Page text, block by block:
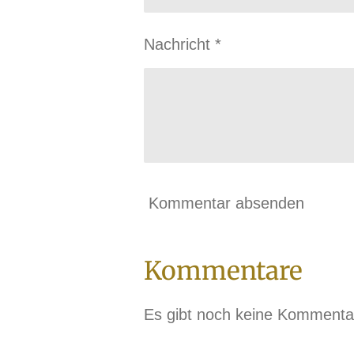
Nachricht *
Kommentar absenden
Kommentare
Es gibt noch keine